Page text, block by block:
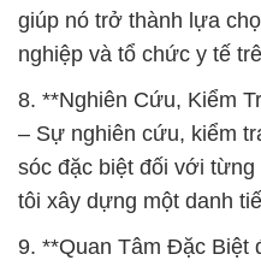
giúp nó trở thành lựa
nghiệp và tổ chức y tế
8. **Nghiên Cứu, Kiểm
– Sự nghiên cứu, kiểm
sóc đặc biệt đối với
tôi xây dựng một danh
9. **Quan Tâm Đặc Biệt